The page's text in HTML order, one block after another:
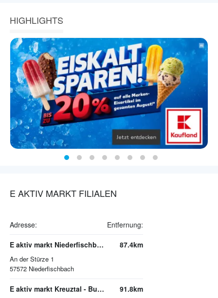
HIGHLIGHTS
E AKTIV MARKT FILIALEN
Adresse: Entfernung:
E aktiv markt Niederfischbach
An der Stürze 1
57572 Niederfischbach
87.4km
E aktiv markt Kreuztal - Buschhütten 91.8km